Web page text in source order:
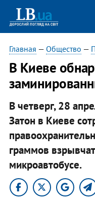
Главная — Общество —
В Киеве
В четверг, 28
Затон в Киеве
граммов
микроавтобусе.